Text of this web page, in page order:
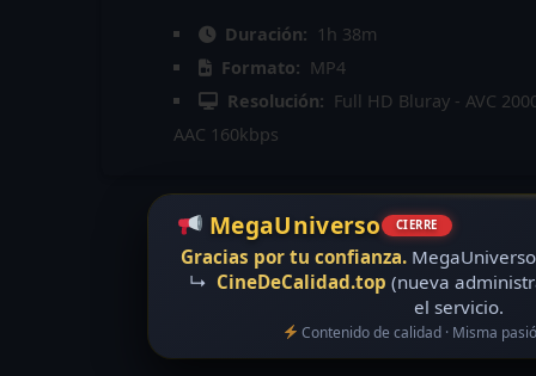
Duración: 1h 38m
Formato: MP4
Resolución: Full HD Bluray - AVC
AAC 160kbps
MegaUniverso CIERRE
Gracias por tu confianza.
↳ CineDeCalidad.top (nueva
el servicio.
Contenido de calidad · Misma